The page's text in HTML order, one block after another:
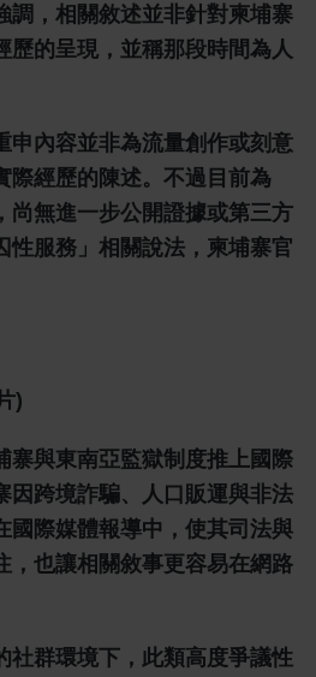
調，相關敘述並非針對柬埔寨
歷的呈現，並稱那段時間為人
申內容並非為流量創作或刻意
際經歷的陳述。不過目前為
尚無進一步公開證據或第三方
性服務」相關說法，柬埔寨官
)
寨與東南亞監獄制度推上國際
因跨境詐騙、人口販運與非法
國際媒體報導中，使其司法與
，也讓相關敘事更容易在網路
社群環境下，此類高度爭議性